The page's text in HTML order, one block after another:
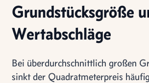
Grundstücksgröße
Wertabschläge
Bei überdurchschnittlich großen
sinkt der Quadratmeterpreis